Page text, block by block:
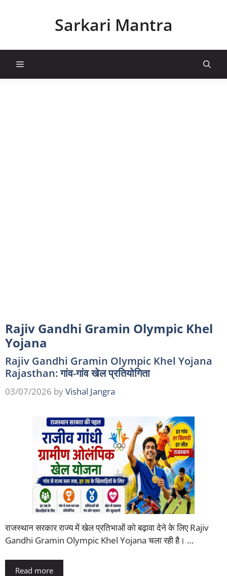
Sarkari Mantra
Menu
Rajiv Gandhi Gramin Olympic Khel
Yojana
Rajiv Gandhi Gramin Olympic Khel Yojana
Rajasthan: गांव-गांव खेल प्रतियोगिता
03/07/2026 byVishal Jangra
राजस्थान सरकार राज्य में खेल प्रतिभाओं को बढ़ावा देने के लिए Rajiv
Gandhi Gramin Olympic Khel Yojana चला रही है। …
Read more